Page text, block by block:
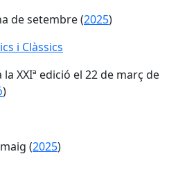
de setembre (2025)
i Clàssics
XXIª edició el 22 de març de
)
(2025)